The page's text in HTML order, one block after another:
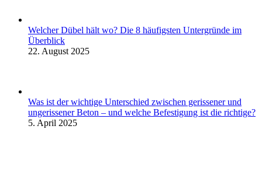
Welcher Dübel hält wo? Die 8 häufigsten Untergründe im
Überblick
22. August 2025
Was ist der wichtige Unterschied zwischen gerissener und
ungerissener Beton – und welche Befestigung ist die richtige?
5. April 2025